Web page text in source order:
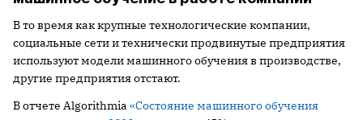
В то время как крупные технологические компании,
социальные сети и технически продвинутые предприятия
используют модели машинного обучения в производстве,
другие предприятия отстают.
В отчете Algorithmia «Состояние машинного обучения